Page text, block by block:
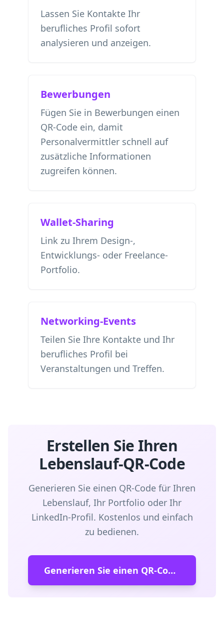
Lassen Sie Kontakte Ihr
berufliches Profil sofort
analysieren und anzeigen.
Bewerbungen
Fügen Sie in Bewerbungen einen
QR-Code ein, damit
Personalvermittler schnell auf
zusätzliche Informationen
zugreifen können.
Wallet-Sharing
Link zu Ihrem Design-,
Entwicklungs- oder Freelance-
Portfolio.
Networking-Events
Teilen Sie Ihre Kontakte und Ihr
berufliches Profil bei
Veranstaltungen und Treffen.
Erstellen Sie Ihren
Lebenslauf-QR-Code
Generieren Sie einen QR-Code für Ihren
Lebenslauf, Ihr Portfolio oder Ihr
LinkedIn-Profil. Kostenlos und einfach
zu bedienen.
Generieren Sie einen QR-Code für die Inzahlungnahme